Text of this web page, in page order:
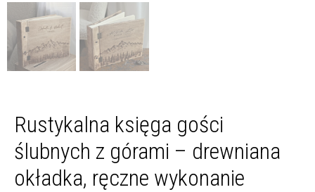
Rustykalna księga gości
ślubnych z górami – drewniana
okładka, ręczne wykonanie